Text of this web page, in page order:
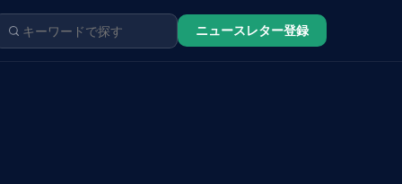
ニュースレター登録